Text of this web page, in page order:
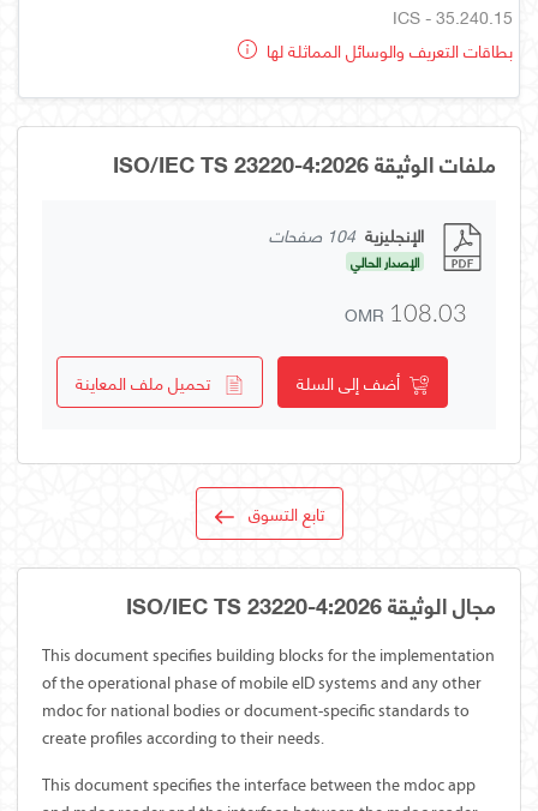
ICS - 35.240.15
بطاقات التعريف والوسائل المماثلة لها
ملفات الوثيقة ISO/IEC TS 23220-4:2026
الإنجليزية 104 صفحات
الإصدار الحالي
OMR 108.03
أضف إلى السلة تحميل ملف المعاينة
تابع التسوق
مجال الوثيقة ISO/IEC TS 23220-4:2026
This document specifies building blocks for the implementation
of the operational phase of mobile eID systems and any other
mdoc for national bodies or document-specific standards to
create profiles according to their needs.
This document specifies the interface between the mdoc app